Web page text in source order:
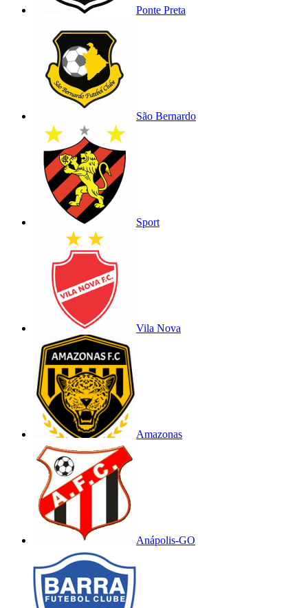
Ponte Preta
São Bernardo
Sport
Vila Nova
Amazonas
Anápolis-GO